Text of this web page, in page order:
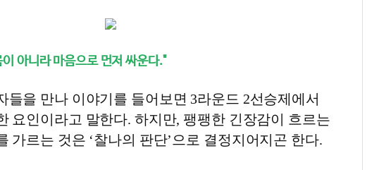
아니라 마음으로 먼저 싸운다."
들을 만나 이야기를 들어보면 3라운드 2선승제에서
요인이라고 말한다. 하지만, 팽팽한 긴장감이 흐르는
가르는 것은 ‘찰나의 판단’으로 결정지어지곤 한다.